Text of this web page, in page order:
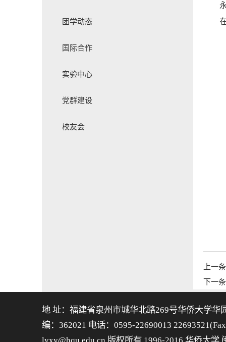
团学动态
国际合作
实验中心
党群建设
校友会
上一
下一
地 址：福建省泉州市城华北路269号华侨大学华
编：362021 电话：0595-22690013
lyxy@hqu.edu.cn 版权所有 1996-2016 华侨大学